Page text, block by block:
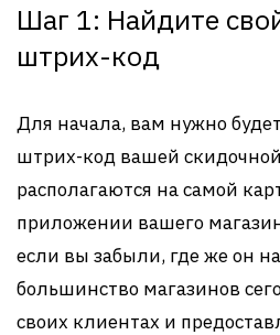
Шаг 1: Найдите
штрих-код
Для начала, вам нужно
штрих-код вашей
располагаются на самой
приложении вашего
если вы забыли, где же он
большинство магазинов
своих клиентах и